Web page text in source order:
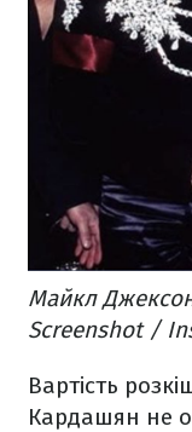
Майкл
Screenshot /
Вартість
Кардашян не